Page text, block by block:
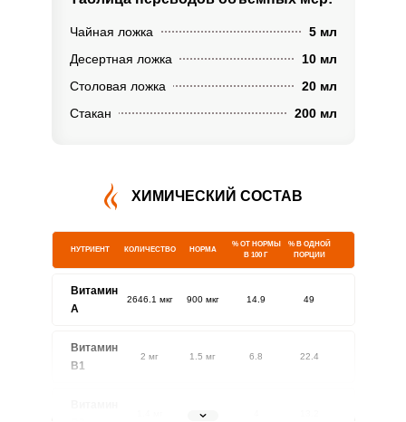
Чайная ложка
5 мл
Десертная ложка
10 мл
Столовая ложка
20 мл
Стакан
200 мл
ХИМИЧЕСКИЙ СОСТАВ
НУТРИЕНТ КОЛИЧЕСТВО НОРМА
% ОТ НОРМЫ
В 100 Г
% В ОДНОЙ
ПОРЦИИ
Витамин
A
2646.1 мкг 900 мкг 14.9 49
Витамин
В1
2 мг 1.5 мг 6.8 22.4
1.8 мг